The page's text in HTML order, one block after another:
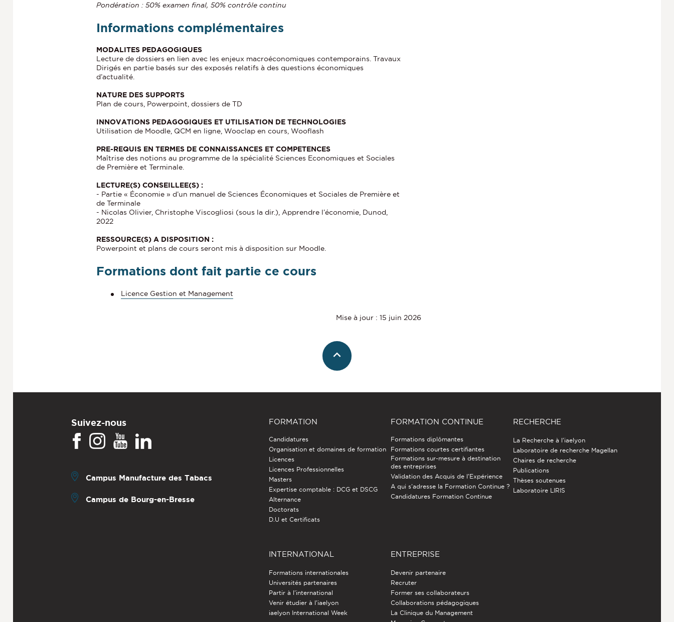
Pondération : 50% examen final, 50% contrôle continu
Informations complémentaires
MODALITES PEDAGOGIQUES
Lecture de dossiers en lien avec les enjeux macroéconomiques contemporains. Travaux
Dirigés en partie basés sur des exposés relatifs à des questions économiques
d’actualité.
NATURE DES SUPPORTS
Plan de cours, Powerpoint, dossiers de TD
INNOVATIONS PEDAGOGIQUES ET UTILISATION DE TECHNOLOGIES
Utilisation de Moodle, QCM en ligne, Wooclap en cours, Wooflash
PRE-REQUIS EN TERMES DE CONNAISSANCES ET COMPETENCES
Maîtrise des notions au programme de la spécialité Sciences Economiques et Sociales
de Première et Terminale.
LECTURE(S) CONSEILLEE(S) :
- Partie « Économie » d’un manuel de Sciences Économiques et Sociales de Première et
de Terminale
- Nicolas Olivier, Christophe Viscogliosi (sous la dir.), Apprendre l’économie, Dunod,
2022
RESSOURCE(S) A DISPOSITION :
Powerpoint et plans de cours seront mis à disposition sur Moodle.
Formations dont fait partie ce cours
Licence Gestion et Management
Mise à jour : 15 juin 2026
Suivez-nous
Campus Manufacture des Tabacs
Campus de Bourg-en-Bresse
FORMATION
Candidatures
Organisation et domaines de formation
Licences
Licences Professionnelles
Masters
Expertise comptable : DCG et DSCG
Alternance
Doctorats
D.U et Certificats
FORMATION CONTINUE
Formations diplômantes
Formations courtes certifiantes
Formations sur-mesure à destination
des entreprises
Validation des Acquis de l’Expérience
A qui s'adresse la Formation Continue ?
Candidatures Formation Continue
RECHERCHE
La Recherche à l'iaelyon
Laboratoire de recherche Magellan
Chaires de recherche
Publications
Thèses soutenues
Laboratoire LIRIS
INTERNATIONAL
Formations internationales
Universités partenaires
Partir à l'international
Venir étudier à l’iaelyon
iaelyon International Week
ENTREPRISE
Devenir partenaire
Recruter
Former ses collaborateurs
Collaborations pédagogiques
La Clinique du Management